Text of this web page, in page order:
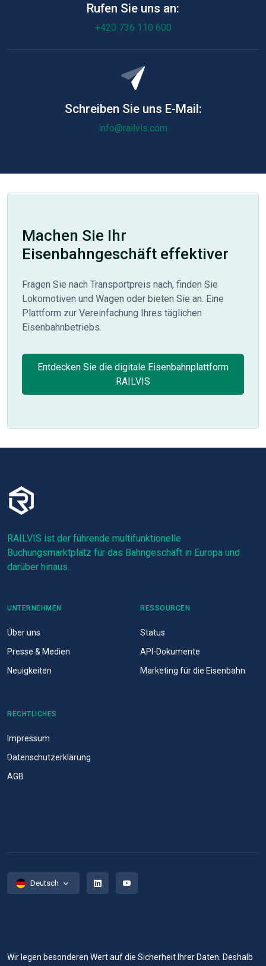
Rufen Sie uns an:
+420 736 110 600
Schreiben Sie uns E-Mail:
info@railvis.com
Machen Sie Ihr
Eisenbahngeschäft effektiver
Fragen Sie nach Transportpreis nach, finden Sie
Lokomotiven und Wagen oder bieten Sie an. Eine
Plattform zur Vereinfachung Ihres täglichen
Eisenbahnbetriebs.
Entdecken Sie die digitale Eisenbahnplattform
RAILVIS
RAILVIS ist der führende multifunktionelle
Buchungsmarktplatz für das Bahngeschäft in Europa und
darüber hinaus.
UNTERNEHMEN
Über uns
Presse & Medien
Neuigkeiten
RESSOURCEN
Status
API-Dokumente
Marketing für die Eisenbahn
RECHTLICHES
Impressum
Datenschutzerklärung
AGB
Deutsch
Wir legen besonderen Wert auf die Sicherheit Ihrer Daten. Deshalb